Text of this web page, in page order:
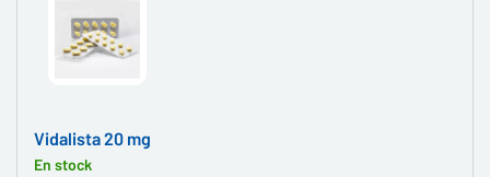
Vidalista 20 mg
En stock